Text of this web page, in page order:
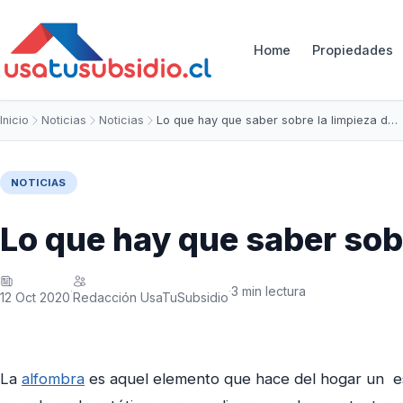
Home Propiedades
Inicio Noticias Noticias Lo que hay que saber sobre la limpieza d…
NOTICIAS
Lo que hay que saber
12 Oct 2020·Redacción UsaTuSubsidio·3 min lectura
La alfombra es aquel elemento que hace del hogar un